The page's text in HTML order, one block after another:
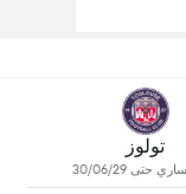
تولوز
حتى 30/06/29